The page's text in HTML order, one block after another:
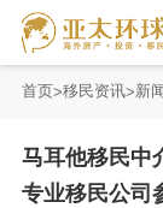
首页 移民资讯 新
马耳他移民中
专业移民公司